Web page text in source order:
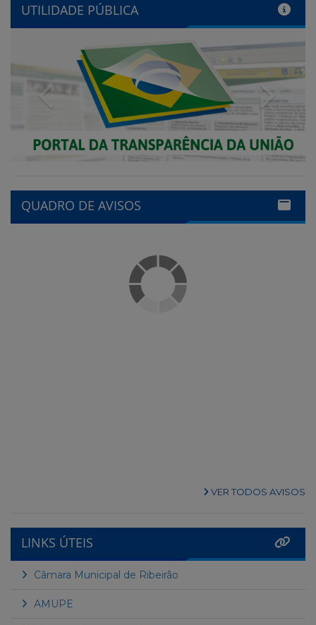
UTILIDADE PÚBLICA
Previous Next
QUADRO DE AVISOS
VER TODOS AVISOS
LINKS ÚTEIS
Câmara Municipal de Ribeirão
AMUPE